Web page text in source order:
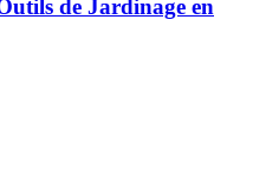
de Jardinage en